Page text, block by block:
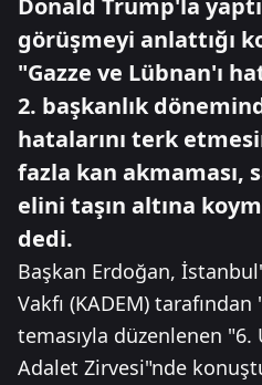
Donald Trump'la
görüşmeyi anlattığı
"Gazze ve Lübnan'ı
2. başkanlık
hatalarını terk
fazla kan akmaması,
elini taşın altına
dedi.
Başkan Erdoğan,
Vakfı (KADEM) tarafından
temasıyla düzenlenen "6.
Adalet Zirvesi"nde